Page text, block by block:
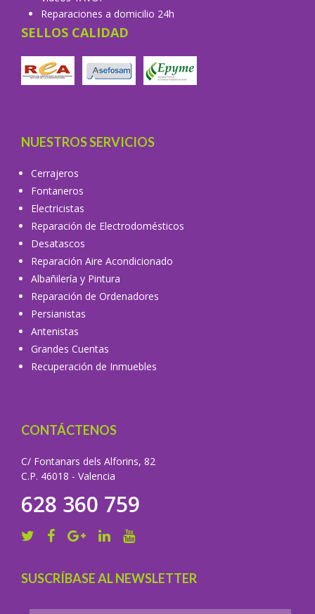
Reparaciones a domicilio 24h
SELLOS CALIDAD
NUESTROS SERVICIOS
Cerrajeros
Fontaneros
Electricistas
Reparación de Electrodomésticos
Desatascos
Reparación Aire Acondicionado
Albañilería y Pintura
Reparación de Ordenadores
Persianistas
Antenistas
Grandes Cuentas
Recuperación de Inmuebles
CONTÁCTENOS
C/ Fontanars dels Alforins, 82
C.P. 46018 - Valencia
628 360 759
SUSCRÍBASE AL NEWSLETTER